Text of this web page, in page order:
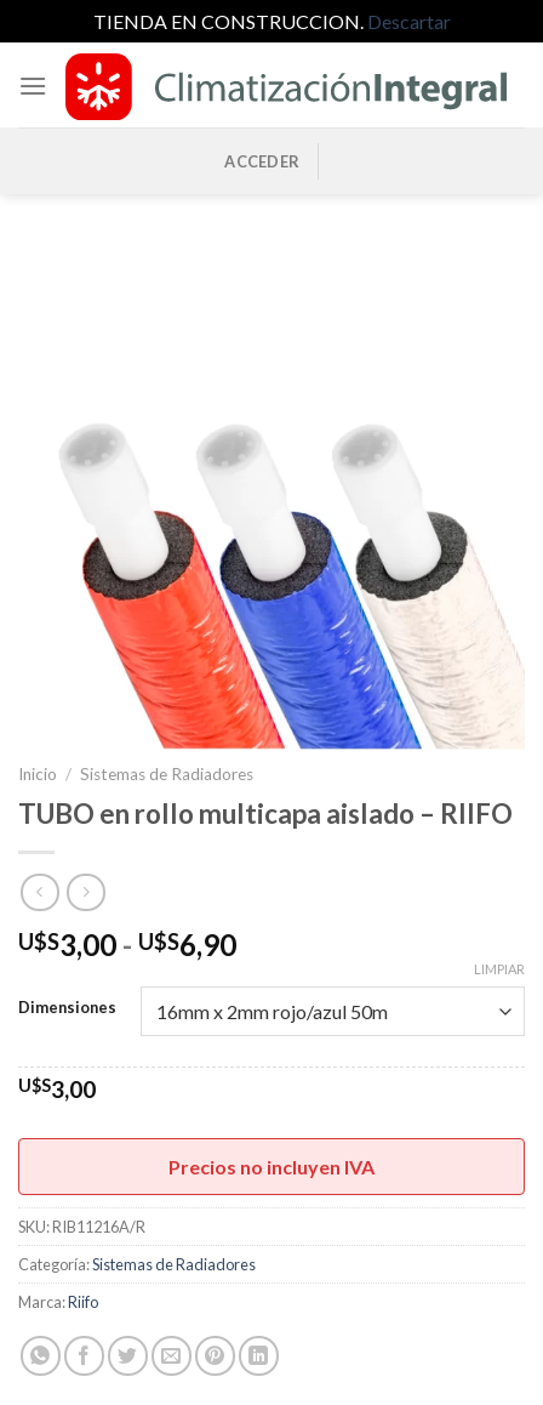
TIENDA EN CONSTRUCCION. Descartar
contenido
ACCEDER
Inicio / Sistemas de Radiadores
TUBO en rollo multicapa aislado – RIIFO
U$S3,00 - U$S6,90Rango
precios:
desde
U$S3,00
Dimensiones
LIMPIAR
U$S3,00
Precios no incluyen IVA
SKU:RIB11216A/R
Categoría:Sistemas de Radiadores
Marca:Riifo